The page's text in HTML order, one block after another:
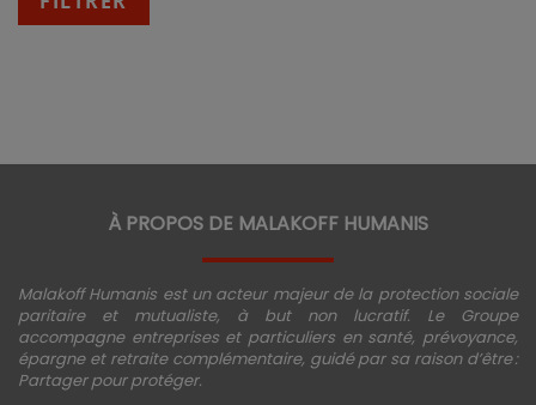
JJ/MM/AAAA
À PROPOS DE MALAKOFF HUMANIS
Malakoff Humanis est un acteur majeur de la protection sociale
paritaire et mutualiste, à but non lucratif. Le Groupe
accompagne entreprises et particuliers en santé, prévoyance,
épargne et retraite complémentaire, guidé par sa raison d’être :
Partager pour protéger.